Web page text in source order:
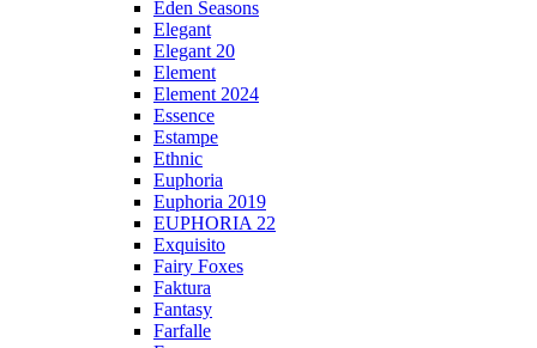
Eden Seasons
Elegant
Elegant 20
Element
Element 2024
Essence
Estampe
Ethnic
Euphoria
Euphoria 2019
EUPHORIA 22
Exquisito
Fairy Foxes
Faktura
Fantasy
Farfalle